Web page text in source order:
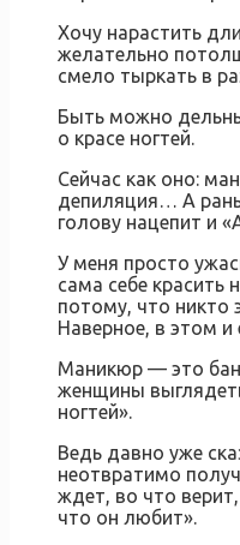
Хочу нарастить
желательно
смело тыркать в
Быть можно
о красе ногтей.
Сейчас как оно:
депиляция… А
голову нацепит и
У меня просто
сама себе красить
потому, что никто
Наверное, в этом и
Маникюр — это
женщины
ногтей».
Ведь давно уже
неотвратимо
ждет, во что
что он любит».